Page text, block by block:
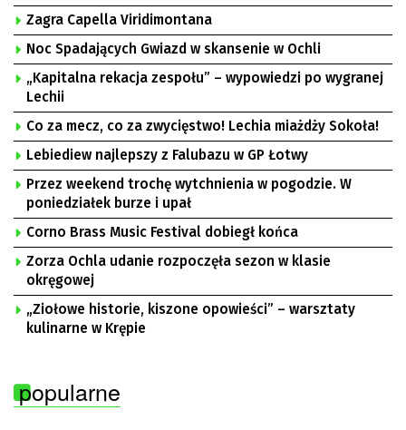
Zagra Capella Viridimontana
Noc Spadających Gwiazd w skansenie w Ochli
„Kapitalna rekacja zespołu” – wypowiedzi po wygranej
Lechii
Co za mecz, co za zwycięstwo! Lechia miażdży Sokoła!
Lebiediew najlepszy z Falubazu w GP Łotwy
Przez weekend trochę wytchnienia w pogodzie. W
poniedziałek burze i upał
Corno Brass Music Festival dobiegł końca
Zorza Ochla udanie rozpoczęła sezon w klasie
okręgowej
„Ziołowe historie, kiszone opowieści” – warsztaty
kulinarne w Krępie
popularne